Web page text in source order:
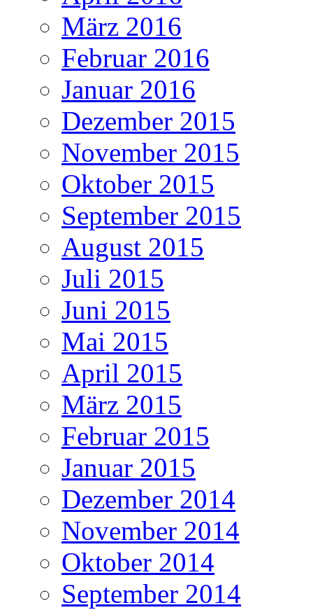
März 2016
Februar 2016
Januar 2016
Dezember 2015
November 2015
Oktober 2015
September 2015
August 2015
Juli 2015
Juni 2015
Mai 2015
April 2015
März 2015
Februar 2015
Januar 2015
Dezember 2014
November 2014
Oktober 2014
September 2014